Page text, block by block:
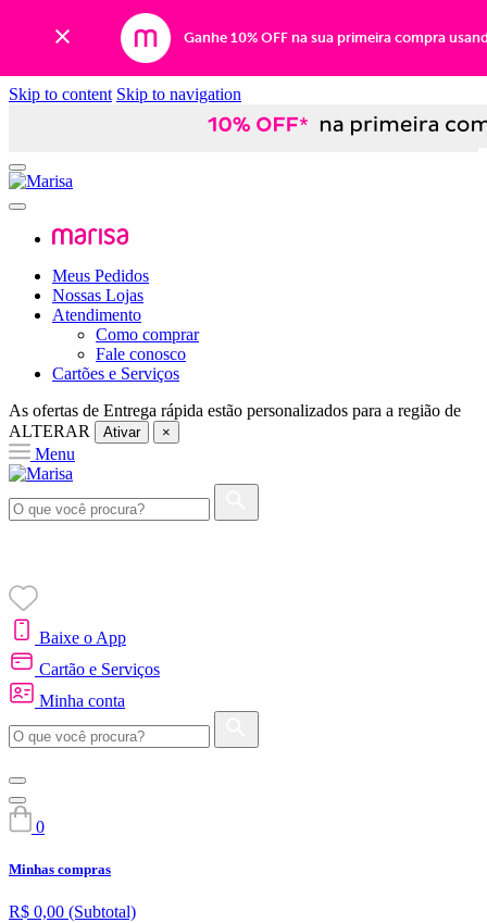
Ganhe 10% OFF na sua primeira compra
Skip to content Skip to navigation
Meus Pedidos
Nossas Lojas
Atendimento
Como comprar
Fale conosco
Cartões e Serviços
As ofertas de Entrega rápida estão personalizados para a região de
ALTERAR
Ativar ×
Menu
Baixe o App
Cartão e Serviços
Minha conta
0
Minhas compras
R$ 0,00 (Subtotal)